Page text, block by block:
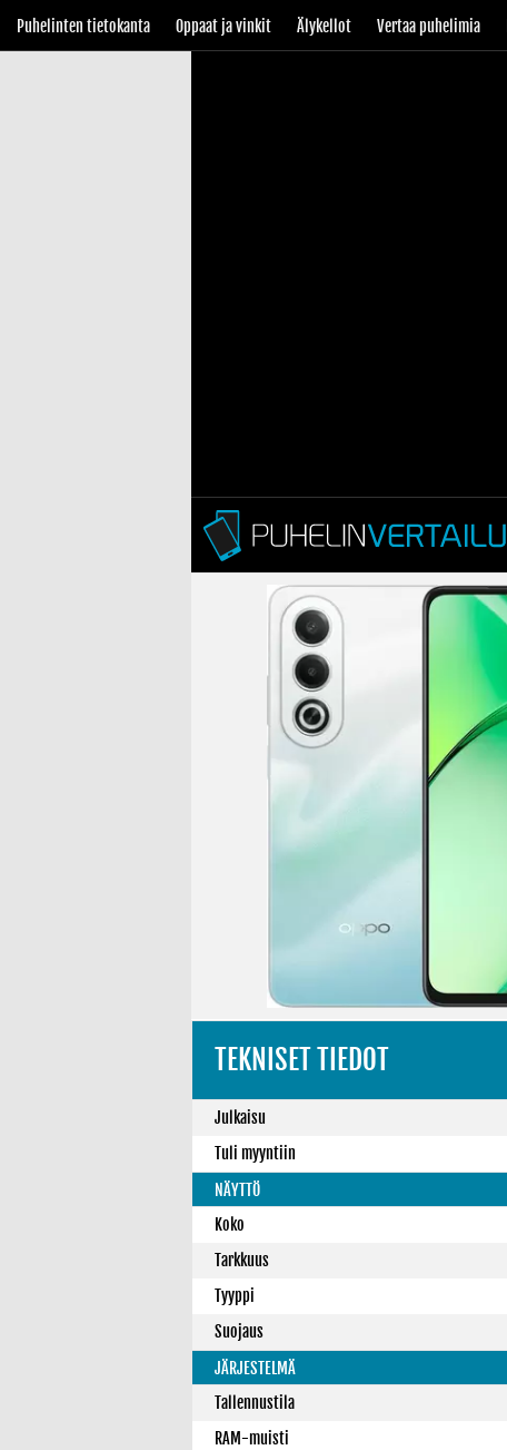
Puhelinten tietokanta Oppaat ja vinkit Älykellot Vertaa puhelimia
TEKNISET TIEDOT
Julkaisu
Tuli myyntiin
NÄYTTÖ
Koko
Tarkkuus
Tyyppi
Suojaus
JÄRJESTELMÄ
Tallennustila
RAM-muisti